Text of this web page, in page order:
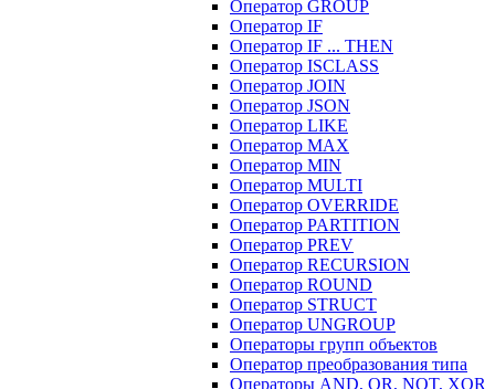
Оператор GROUP
Оператор IF
Оператор IF ... THEN
Оператор ISCLASS
Оператор JOIN
Оператор JSON
Оператор LIKE
Оператор MAX
Оператор MIN
Оператор MULTI
Оператор OVERRIDE
Оператор PARTITION
Оператор PREV
Оператор RECURSION
Оператор ROUND
Оператор STRUCT
Оператор UNGROUP
Операторы групп объектов
Оператор преобразования типа
Операторы AND, OR, NOT, XOR